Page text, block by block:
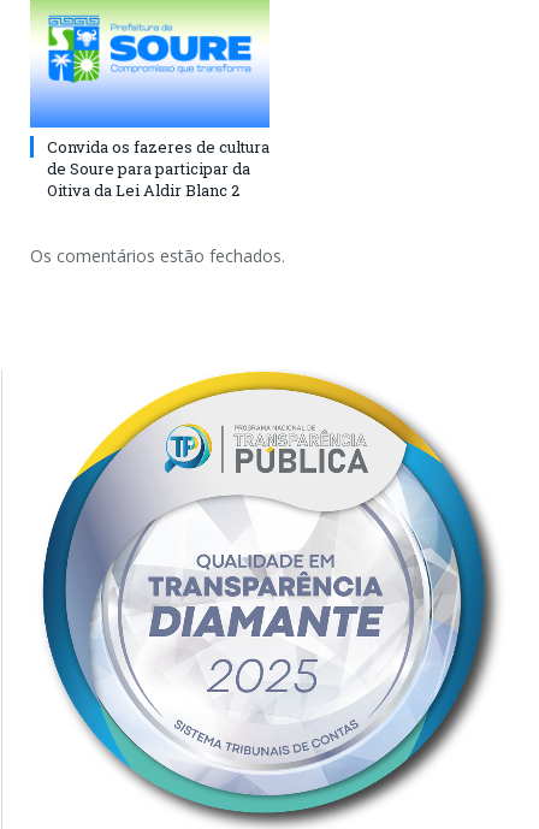
Convida os fazeres de cultura
de Soure para participar da
Oitiva da Lei Aldir Blanc 2
Os comentários estão fechados.